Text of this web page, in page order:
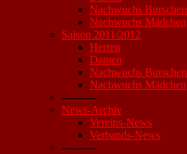
Nachwuchs Burschen
Nachwuchs Mädchen
Saison 2011/2012
Herren
Damen
Nachwuchs Burschen
Nachwuchs Mädchen
----------
News-Archiv
Vereins-News
Verbands-News
----------